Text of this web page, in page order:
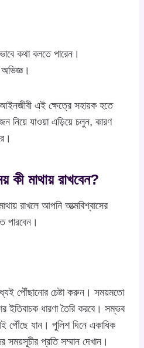
কথা বলতে পারেন।
এই ক্ষেত্রে সহায়ক হতে
নিয়ে যাওয়া এড়িয়ে চলুন, কারণ
কী মাথায় রাখবেন?
রাখলে আপনি আত্মবিশ্বাসের
পারবেন।
পৌঁছানোর চেষ্টা করুন। সময়মতো
ইতিবাচক ধারণা তৈরি করবে। সম্ভব
পৌঁছে যান। পুলিশ দিনে একাধিক
সময়সূচীর প্রতি সম্মান দেখান।